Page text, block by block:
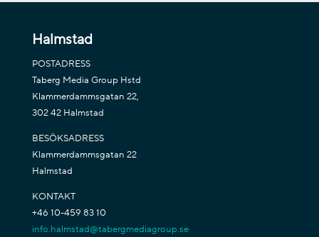
Halmstad
POSTADRESS
Taberg Media Group Hstd
Klammerdammsgatan 22,
302 42 Halmstad
BESÖKSADRESS
Klammerdammsgatan 22
Halmstad
KONTAKT
+46 10-459 83 10
info.halmstad@tabergmediagroup.se